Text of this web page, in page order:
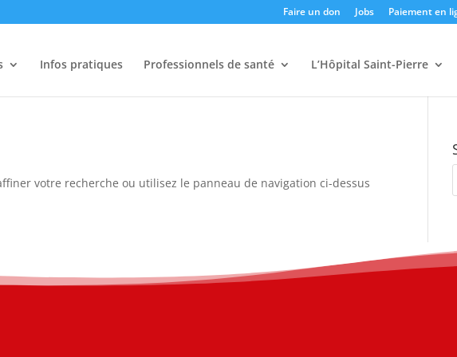
Faire un don Jobs Paiement en
Infos pratiques Professionnels de santé L’Hôpital Saint-Pierre
votre recherche ou utilisez le panneau de navigation ci-dessus